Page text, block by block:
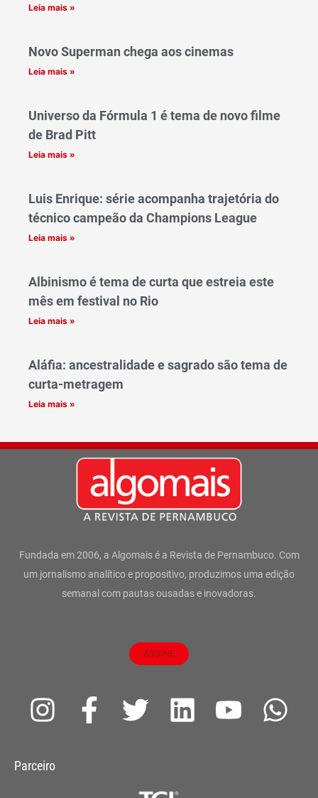
Leia mais »
Novo Superman chega aos cinemas
Leia mais »
Universo da Fórmula 1 é tema de novo filme
de Brad Pitt
Leia mais »
Luis Enrique: série acompanha trajetória do
técnico campeão da Champions League
Leia mais »
Albinismo é tema de curta que estreia este
mês em festival no Rio
Leia mais »
Aláfia: ancestralidade e sagrado são tema de
curta-metragem
Leia mais »
Fundada em 2006, a Algomais é a Revista de Pernambuco. Com
um jornalismo analítico e propositivo, produzimos uma edição
semanal com pautas ousadas e inovadoras.
ASSINE
I
s
F
a
T
t
L
Y
W
Parceiro